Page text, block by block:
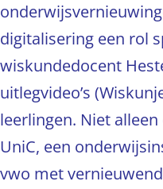
digitalisering een rol
wiskundedocent
uitlegvideo’s
leerlingen. Niet
UniC, een
vwo met